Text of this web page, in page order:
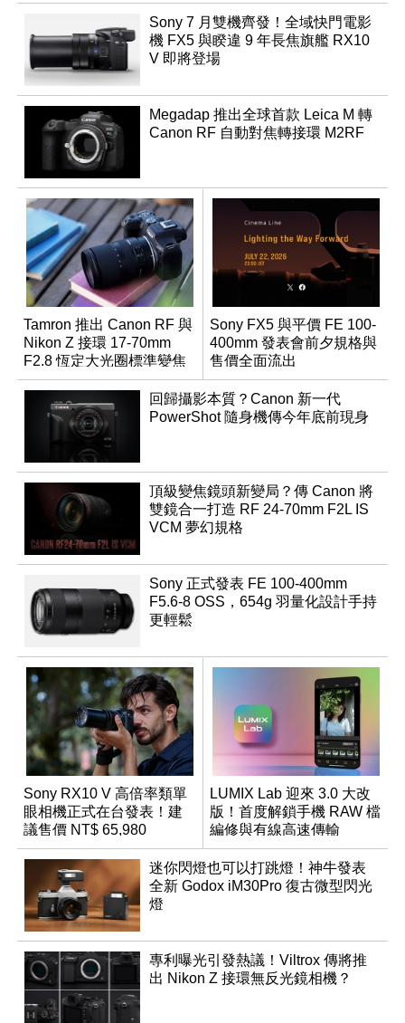
Sony 7 月雙機齊發！全域快門電影
機 FX5 與睽違 9 年長焦旗艦 RX10
V 即將登場
Megadap 推出全球首款 Leica M 轉
Canon RF 自動對焦轉接環 M2RF
Tamron 推出 Canon RF 與
Nikon Z 接環 17-70mm
F2.8 恆定大光圈標準變焦
鏡
Sony FX5 與平價 FE 100-
400mm 發表會前夕規格與
售價全面流出
回歸攝影本質？Canon 新一代
PowerShot 隨身機傳今年底前現身
頂級變焦鏡頭新變局？傳 Canon 將
雙鏡合一打造 RF 24-70mm F2L IS
VCM 夢幻規格
Sony 正式發表 FE 100-400mm
F5.6-8 OSS，654g 羽量化設計手持
更輕鬆
Sony RX10 V 高倍率類單
眼相機正式在台發表！建
議售價 NT$ 65,980
LUMIX Lab 迎來 3.0 大改
版！首度解鎖手機 RAW 檔
編修與有線高速傳輸
迷你閃燈也可以打跳燈！神牛發表
全新 Godox iM30Pro 復古微型閃光
燈
專利曝光引發熱議！Viltrox 傳將推
出 Nikon Z 接環無反光鏡相機？